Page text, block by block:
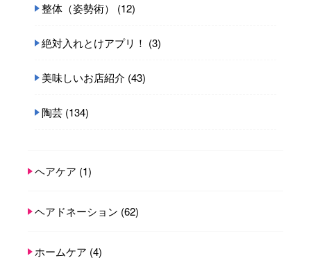
整体（姿勢術） (12)
絶対入れとけアプリ！ (3)
美味しいお店紹介 (43)
陶芸 (134)
ヘアケア (1)
ヘアドネーション (62)
ホームケア (4)